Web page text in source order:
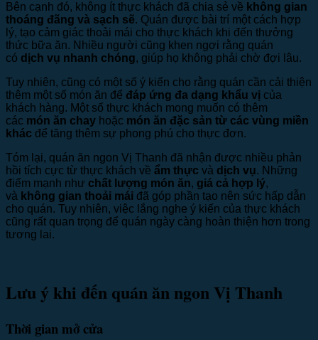
Bên cạnh đó, không ít thực khách đã chia sẻ về không gian
thoáng đãng và sạch sẽ. Quán được bài trí một cách hợp
lý, tạo cảm giác thoải mái cho thực khách khi đến thưởng
thức bữa ăn. Nhiều người cũng khen ngợi rằng quán
có dịch vụ nhanh chóng, giúp họ không phải chờ đợi lâu.
Tuy nhiên, cũng có một số ý kiến cho rằng quán cần cải thiện
thêm một số món ăn để đáp ứng đa dạng khẩu vị của
khách hàng. Một số thực khách mong muốn có thêm
các món ăn chay hoặc món ăn đặc sản từ các vùng miền
khác để tăng thêm sự phong phú cho thực đơn.
Tóm lại, quán ăn ngon Vị Thanh đã nhận được nhiều phản
hồi tích cực từ thực khách về ẩm thực và dịch vụ. Những
điểm mạnh như chất lượng món ăn, giá cả hợp lý,
và không gian thoải mái đã góp phần tạo nên sức hấp dẫn
cho quán. Tuy nhiên, việc lắng nghe ý kiến của thực khách
cũng rất quan trọng để quán ngày càng hoàn thiện hơn trong
tương lai.
Lưu ý khi đến quán ăn ngon Vị Thanh
Thời gian mở cửa